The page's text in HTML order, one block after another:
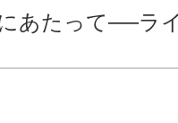
あたって──ラ